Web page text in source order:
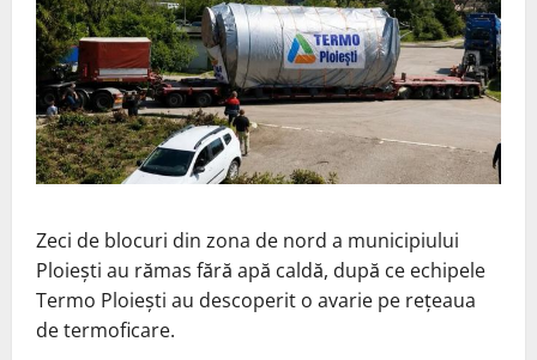
Zeci de blocuri din zona de nord a municipiului
Ploiești au rămas fără apă caldă, după ce echipele
Termo Ploiești au descoperit o avarie pe rețeaua
de termoficare.